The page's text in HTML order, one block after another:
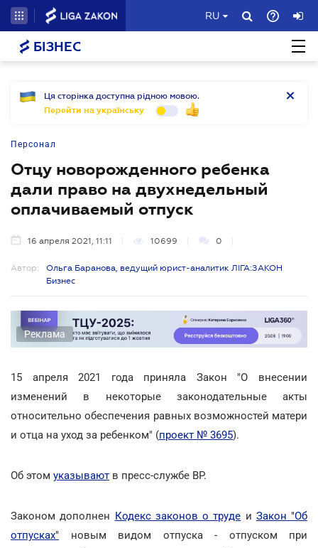
RU
БІЗНЕС
Ця сторінка доступна рідною мовою.
Перейти на українську
Персонал
Отцу новорожденного ребенка
дали право на двухнедельный
оплачиваемый отпуск
16 апреля 2021, 11:11 10699 0
Автор:
Ольга Баранова, ведущий юрист-аналитик ЛІГА:ЗАКОН
Бизнес
Реклама
15 апреля 2021 года приняла Закон "О внесении
изменений в некоторые законодательные акты
относительно обеспечения равных возможностей матери
и отца на уход за ребенком" (проект № 3695).
Об этом указывают в пресс-службе ВР.
Законом дополнен Кодекс законов о труде и Закон "Об
отпусках" новым видом отпуска - отпуском при